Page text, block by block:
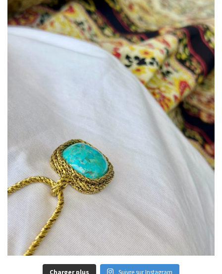
Charger plus Suivre sur Instagram